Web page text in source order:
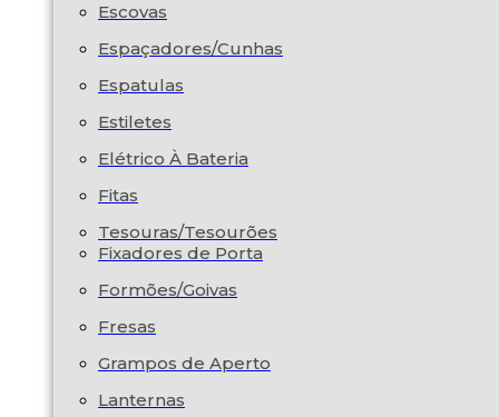
Escovas
Espaçadores/Cunhas
Espatulas
Estiletes
Elétrico À Bateria
Fitas
Tesouras/Tesourões
Fixadores de Porta
Formões/Goivas
Fresas
Grampos de Aperto
Lanternas